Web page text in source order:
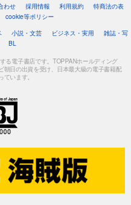
わせ 採用情報 利用規約
特商法の表
cookie等ポリシー
小説・文芸 ビジネス・実用
雑誌・写
BL
る電子書店です。TOPPANホールディング
朝日の出資を受け、日本最大級の電子書籍配
います。